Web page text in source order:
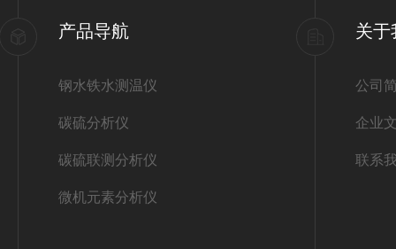
产品导航
钢水铁水测温仪
碳硫分析仪
碳硫联测分析仪
微机元素分析仪
关于
公司
企业
联系